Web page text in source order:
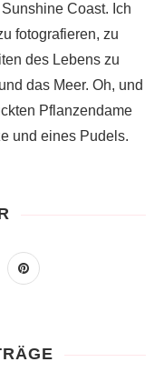
Coast. Ich
fotografieren, zu
des Lebens zu
das Meer. Oh, und
Pflanzendame
und eines Pudels.